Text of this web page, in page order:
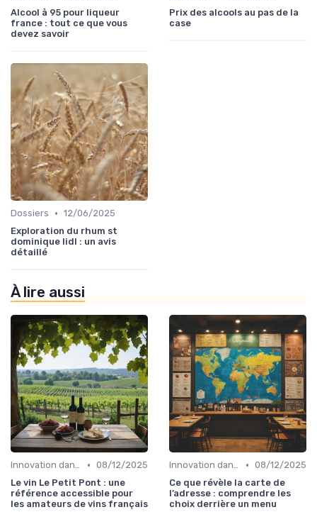
Alcool à 95 pour liqueur
france : tout ce que vous
devez savoir
Prix des alcools au pas de la
case
Dossiers • 12/06/2025
Exploration du rhum st
dominique lidl : un avis
détaillé
À lire aussi
Innovation dans la food • 08/12/2025
Le vin Le Petit Pont : une
référence accessible pour
les amateurs de vins français
Innovation dans la food • 08/12/2025
Ce que révèle la carte de
l’adresse : comprendre les
choix derrière un menu